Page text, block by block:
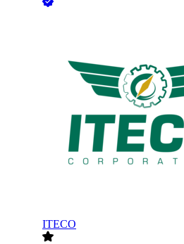
ITECO